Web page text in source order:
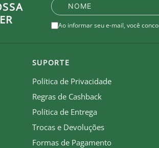
absorver a umidade do corpo,
do peito
Ao informar seu e-mail, você
SUPORTE
Política de Privacidade
Regras de Cashback
Política de Entrega
Trocas e Devoluções
Formas de Pagamento